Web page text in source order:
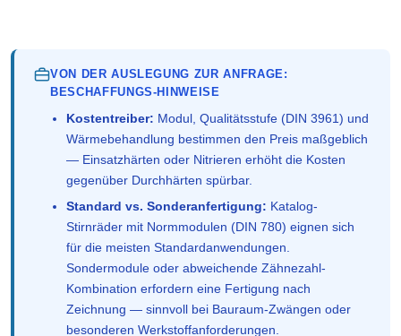
VON DER AUSLEGUNG ZUR ANFRAGE:
BESCHAFFUNGS-HINWEISE
Kostentreiber: Modul, Qualitätsstufe (DIN 3961) und
Wärmebehandlung bestimmen den Preis maßgeblich
— Einsatzhärten oder Nitrieren erhöht die Kosten
gegenüber Durchhärten spürbar.
Standard vs. Sonderanfertigung: Katalog-
Stirnräder mit Normmodulen (DIN 780) eignen sich
für die meisten Standardanwendungen.
Sondermodule oder abweichende Zähnezahl-
Kombination erfordern eine Fertigung nach
Zeichnung — sinnvoll bei Bauraum-Zwängen oder
besonderen Werkstoffanforderungen.